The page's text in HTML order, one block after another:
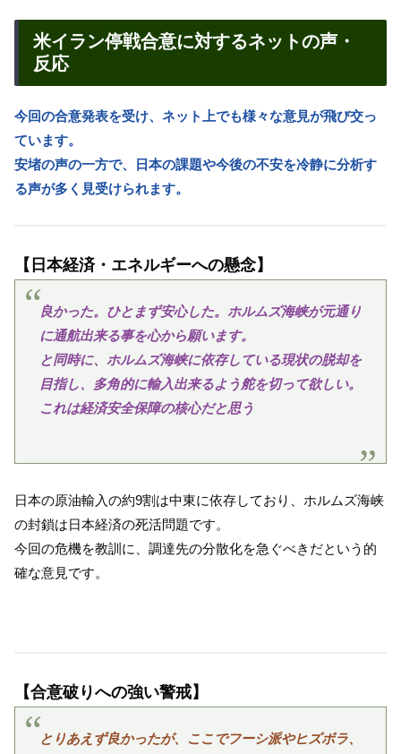
米イラン停戦合意に対するネットの声・
反応
今回の合意発表を受け、ネット上でも様々な意見が飛び交っ
ています。
安堵の声の一方で、日本の課題や今後の不安を冷静に分析す
る声が多く見受けられます。
【日本経済・エネルギーへの懸念】
良かった。ひとまず安心した。ホルムズ海峡が元通り
に通航出来る事を心から願います。
と同時に、ホルムズ海峡に依存している現状の脱却を
目指し、多角的に輸入出来るよう舵を切って欲しい。
これは経済安全保障の核心だと思う
日本の原油輸入の約9割は中東に依存しており、ホルムズ海峡
の封鎖は日本経済の死活問題です。
今回の危機を教訓に、調達先の分散化を急ぐべきだという的
確な意見です。
【合意破りへの強い警戒】
とりあえず良かったが、ここでフーシ派やヒズボラ、